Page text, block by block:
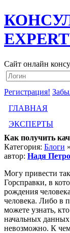
Сайт онлайн
Регистрация!
ГЛАВНАЯ
ЭКСПЕРТЫ
Как получить
Категория: Блоги »
автор: Надя
Могу привести
Горсправки, в
рождения
человека. Либо в
можете узнать,
начальных данных
невозможно. К